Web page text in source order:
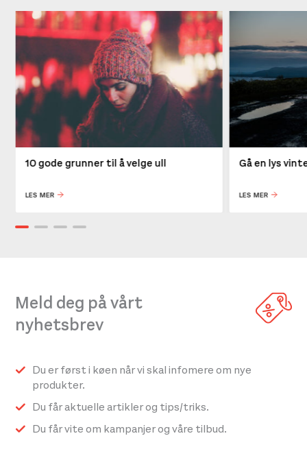
10 gode grunner til å velge ull
LES MER
Gå en lys
LES MER
Meld deg på vårt
nyhetsbrev
Du er først i køen når vi skal infomere om nye
produkter.
Du får aktuelle artikler og tips/triks.
Du får vite om kampanjer og våre tilbud.